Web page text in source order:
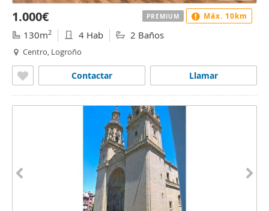
1.000€
130m2 4 Hab 2 Baños
Centro, Logroño
Llamar
Contactar
PREMIUM Máx. 10km